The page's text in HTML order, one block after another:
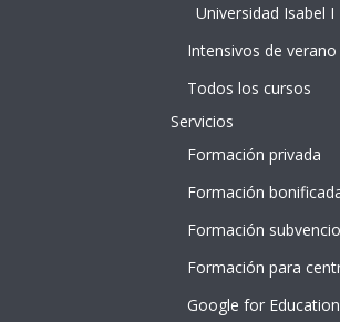
Universidad Isabel I
Intensivos de verano
Todos los cursos
Servicios
Formación privada
Formación
Formación
Formación para
Google for Education